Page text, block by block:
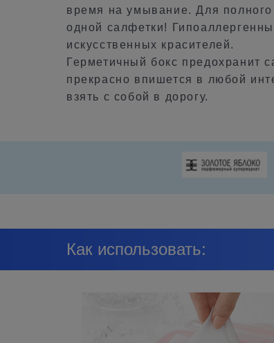
время на умывание. Для
одной салфетки!
искусственных красителей.
Герметичный бокс предохранит
прекрасно впишется в любой
взять с собой в дорогу.
Как использовать: